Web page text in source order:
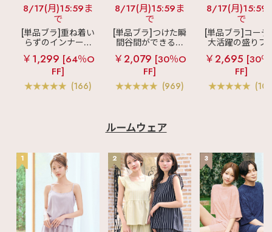
8/17(月)15:59ま
で
[単品ブラ]重ね着い
らずのインナーブ
ラ
リッチバスト
ブラトップ (ワイヤ
ー入り)
￥1,299 [64％O
FF]
(166)
8/17(月)15:59ま
で
[単品ブラ]つけた瞬
間谷間ができるシ
ームレスブラ
超
盛ブラ(R) シームレ
ス 単品ブラジャー
￥2,079 [30％O
FF]
(969)
8/17(月)15:59
で
[単品ブラ]コーデ
大活躍の盛りブ
ショートレン
ス ブラトップ 超
ブラ(R) 単品ブ
ャー
￥2,695 [30
FF]
ルームウェア
1 2 3